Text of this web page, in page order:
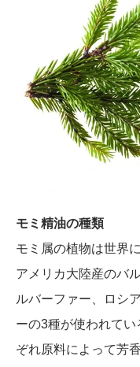
モミ精油の種類
モミ属の植物は世界
アメリカ大陸産のバ
ルバーファー、ロシ
ーの3種が使われて
ぞれ原料によって芳